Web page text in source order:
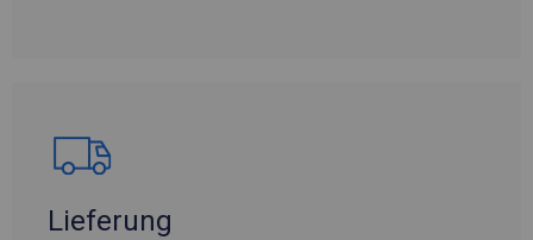
Lieferung